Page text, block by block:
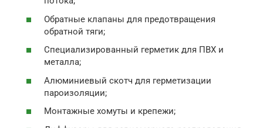
Обратные клапаны для предотвращения
обратной тяги;
Специализированный герметик для ПВХ и
металла;
Алюминиевый скотч для герметизации
пароизоляции;
Монтажные хомуты и крепежи;